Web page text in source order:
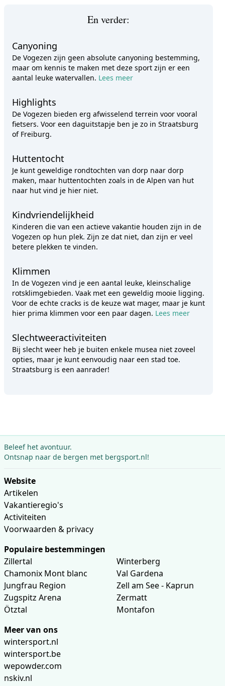
En verder:
Canyoning
De Vogezen zijn geen absolute canyoning bestemming,
maar om kennis te maken met deze sport zijn er een
aantal leuke watervallen. Lees meer
Highlights
De Vogezen bieden erg afwisselend terrein voor vooral
fietsers. Voor een daguitstapje ben je zo in Straatsburg
of Freiburg.
Huttentocht
Je kunt geweldige rondtochten van dorp naar dorp
maken, maar huttentochten zoals in de Alpen van hut
naar hut vind je hier niet.
Kindvriendelijkheid
Kinderen die van een actieve vakantie houden zijn in de
Vogezen op hun plek. Zijn ze dat niet, dan zijn er veel
betere plekken te vinden.
Klimmen
In de Vogezen vind je een aantal leuke, kleinschalige
rotsklimgebieden. Vaak met een geweldig mooie ligging.
Voor de echte cracks is de keuze wat mager, maar je kunt
hier prima klimmen voor een paar dagen. Lees meer
Slechtweeractiviteiten
Bij slecht weer heb je buiten enkele musea niet zoveel
opties, maar je kunt eenvoudig naar een stad toe.
Straatsburg is een aanrader!
Beleef het avontuur.
Ontsnap naar de bergen met bergsport.nl!
Website
Artikelen
Vakantieregio's
Activiteiten
Voorwaarden & privacy
Populaire bestemmingen
Zillertal
Chamonix Mont blanc
Jungfrau Region
Zugspitz Arena
Ötztal
Winterberg
Val Gardena
Zell am See - Kaprun
Zermatt
Montafon
Meer van ons
wintersport.nl
wintersport.be
wepowder.com
nskiv.nl